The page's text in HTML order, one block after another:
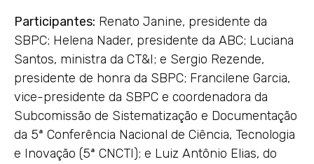
Participantes: Renato Janine, presidente da
SBPC; Helena Nader, presidente da ABC; Luciana
Santos, ministra da CT&I; e Sergio Rezende,
presidente de honra da SBPC; Francilene Garcia,
vice-presidente da SBPC e coordenadora da
Subcomissão de Sistematização e Documentação
da 5ª Conferência Nacional de Ciência, Tecnologia
e Inovação (5ª CNCTI); e Luiz Antônio Elias, do